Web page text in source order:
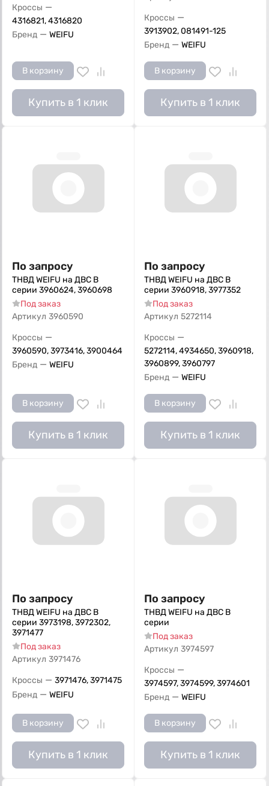
Кроссы —
4316821, 4316820
Бренд — WEIFU
В корзину
Купить в 1 клик
Кроссы —
3913902, 081491-125
Бренд — WEIFU
В корзину
Купить в 1 клик
По запросу
ТНВД WEIFU на ДВС B
серии 3960624, 3960698
Под заказ
Артикул 3960590
Кроссы —
3960590, 3973416, 3900464
Бренд — WEIFU
В корзину
Купить в 1 клик
По запросу
ТНВД WEIFU на ДВС B
серии 3960918, 3977352
Под заказ
Артикул 5272114
Кроссы —
5272114, 4934650, 3960918,
3960899, 3960797
Бренд — WEIFU
В корзину
Купить в 1 клик
По запросу
ТНВД WEIFU на ДВС B
серии 3973198, 3972302,
3971477
Под заказ
Артикул 3971476
Кроссы — 3971476, 3971475
Бренд — WEIFU
В корзину
Купить в 1 клик
По запросу
ТНВД WEIFU на ДВС B
серии
Под заказ
Артикул 3974597
Кроссы —
3974597, 3974599, 3974601
Бренд — WEIFU
В корзину
Купить в 1 клик